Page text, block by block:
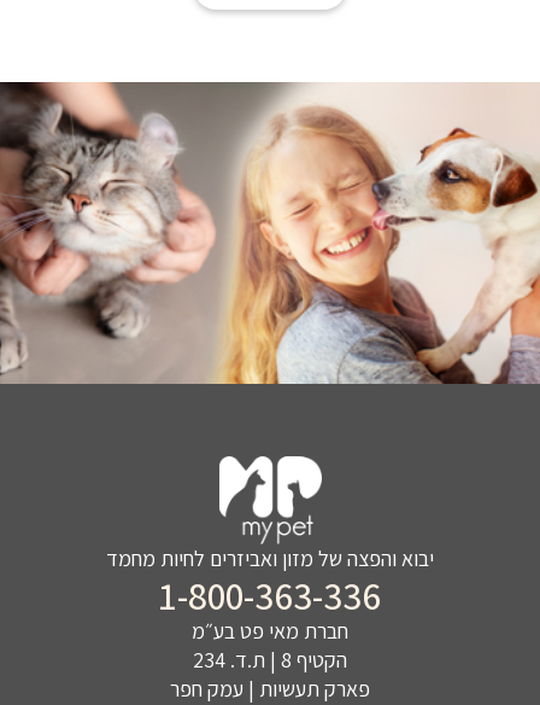
יבוא והפצה של מזון ואביזרים לחיות מחמד
1-800-363-336
חברת מאי פט בע״מ
הקטיף 8 | ת.ד. 234
פארק תעשיות | עמק חפר